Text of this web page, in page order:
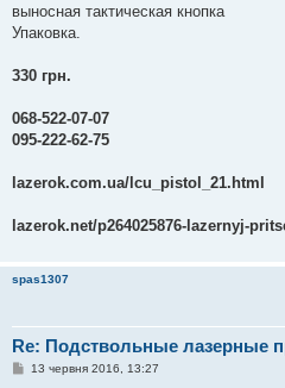
выносная тактическая кнопка
Упаковка.
330 грн.
068-522-07-07
095-222-62-75
lazerok.com.ua/lcu_pistol_21.html
lazerok.net/p264025876-lazernyj-
spas1307
Re: Подствольные лазерные
П13 червня 2016, 13:27